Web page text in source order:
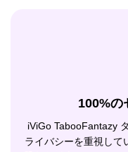
100%の
iViGo TabooFantazy
ライバシーを重視して